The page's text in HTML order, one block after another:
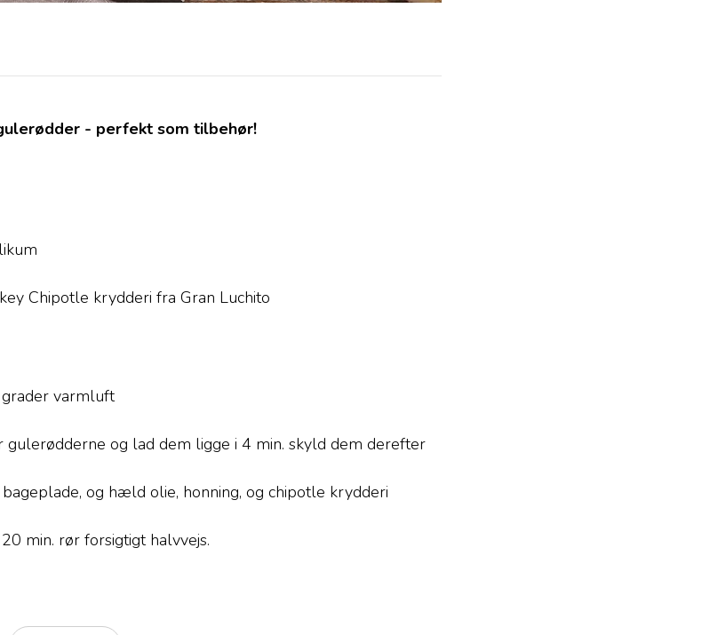
- perfekt som tilbehør!
Chipotle krydderi fra Gran Luchito
varmluft
og lad dem ligge i 4 min. skyld dem derefter
og hæld olie, honning, og chipotle krydderi
min. rør forsigtigt halvvejs.